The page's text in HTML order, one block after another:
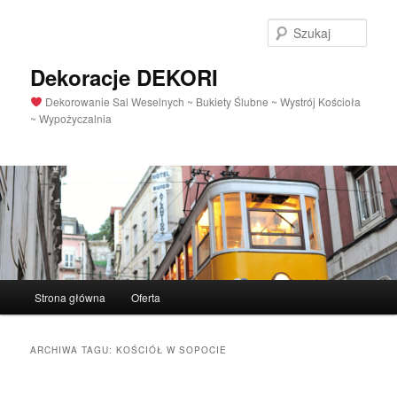
Dekoracje DEKORI
Dekorowanie Sal Weselnych ~ Bukiety Ślubne ~ Wystrój Kościoła
~ Wypożyczalnia
główne
Przeskocz
Przeskocz
Strona główna Oferta
ARCHIWA TAGU:KOŚCIÓŁ W SOPOCIE